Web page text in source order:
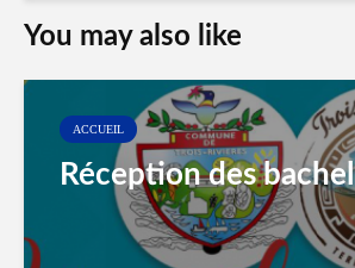
You may also like
ACCUEIL
Réception des